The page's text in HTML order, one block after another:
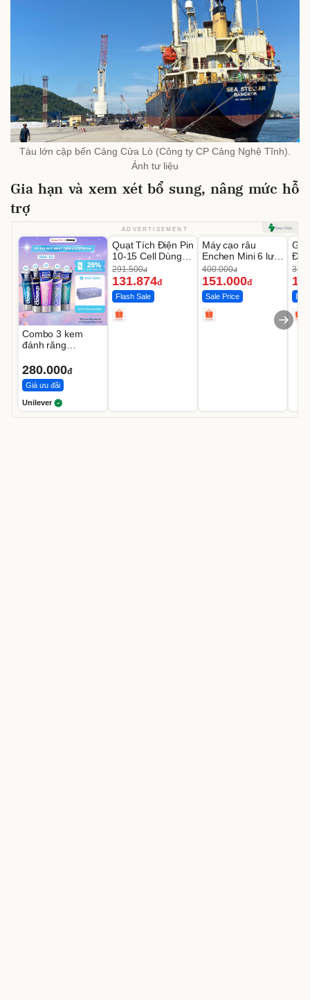
Tàu lớn cập bến Cảng Cửa Lò (Công ty CP Cảng Nghệ Tĩnh).
Ảnh tư liệu
Gia hạn và xem xét bổ sung, nâng mức hỗ
trợ
ADVERTISEMENT
Combo 3 kem
đánh răng
Now 100g
280.000đ
Giá ưu đãi
Unilever
-54%
Unmute
Quạt Tích Điện Pin
10-15 Cell Dùng
Liên Tục 4-8H
291.500đ
131.874đ
Flash Sale
-62%
Máy cạo râu
Enchen Mini 6 lưỡi
dao kép mỏng
400.000đ
151.000đ
Sale Price
Đùi